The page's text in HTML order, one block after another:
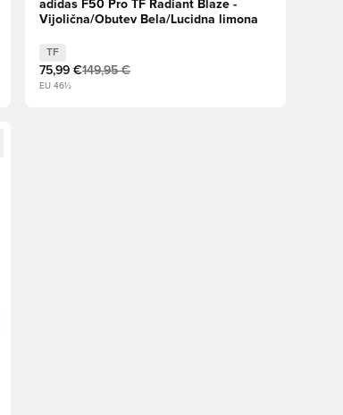
adidas F50 Pro TF Radiant Blaze -
Vijolična/Obutev Bela/Lucidna limona
TF
75,99 €149,95 €
EU 46½